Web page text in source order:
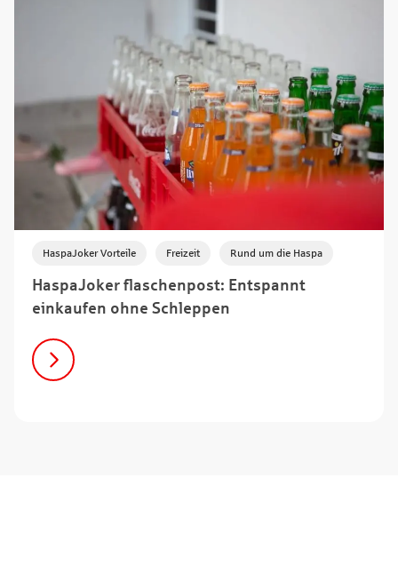
HaspaJoker flaschenpost: Entspannt
einkaufen ohne Schleppen
HaspaJoker Vorteile Freizeit Rund um die Haspa